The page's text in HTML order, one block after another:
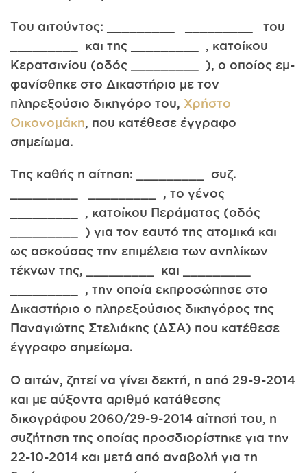
Του αιτούντος: _________ _________ του
_________ και της _________ , κατοίκου
Κερατσινίου (οδός _________ ), ο οποίος εμ­
φανίσθηκε στο Δικαστήριο με τον
πληρεξούσιο δικηγόρο του, Χρήστο
Οικονομάκη, που κατέθεσε έγγραφο
σημείωμα.
Της καθής η αίτηση: _________ συζ.
_________ _________ , το γέ­νος
_________ , κατοίκου Περάματος (οδός
_________ ) για τον εαυτό της ατομικά και
ως ασκούσας την επιμέλεια των ανηλί­κων
τέκνων της, _________ και _________
_________ , την οποία εκπρο­σώπησε στο
Δικαστήριο ο πληρεξούσιος δικηγόρος της
Παναγιώτης Στελιάκης (ΔΣΑ) που κατέθεσε
έγγραφο σημείωμα.
Ο αιτών, ζητεί να γίνει δεκτή, η από 29-9-2014
και με αύξοντα αριθμό κατάθεσης
δικογράφου 2060/29-9-2014 αίτησή του, η
συζή­τηση της οποίας προσδιορίστηκε για την
22-10-2014 και μετά από αναβολή για τη